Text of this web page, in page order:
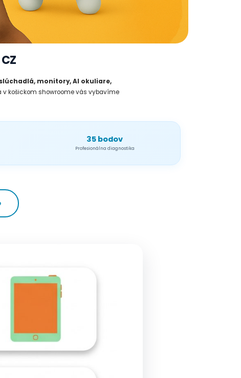
monitory, AI okuliare,
v košickom showroome vás vybavíme
35 bodov
Profesionálna diagnostika